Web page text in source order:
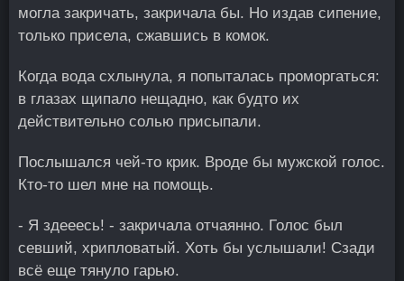
могла закричать, закричала бы. Но издав сипение,
только присела, сжавшись в комок.
Когда вода схлынула, я попыталась проморгаться:
в глазах щипало нещадно, как будто их
действительно солью присыпали.
Послышался чей-то крик. Вроде бы мужской голос.
Кто-то шел мне на помощь.
- Я здееесь! - закричала отчаянно. Голос был
севший, хрипловатый. Хоть бы услышали! Сзади
всё еще тянуло гарью.